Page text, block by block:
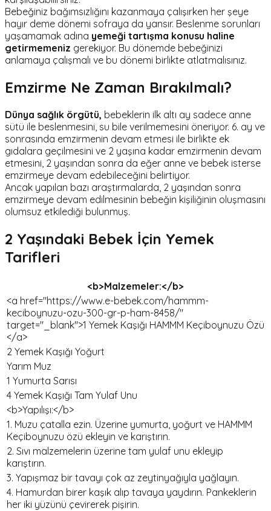
Bebeğiniz bağımsızlığını kazanmaya çalışırken her şeye
hayır deme dönemi sofraya da yansır. Beslenme sorunları
yaşamamak adına yemeği tartışma konusu haline
getirmemeniz gerekiyor. Bu dönemde bebeğinizi
anlamaya çalışmalı ve bu dönemi birlikte atlatmalısınız.
Emzirme Ne Zaman Bırakılmalı?
Dünya sağlık örgütü, bebeklerin ilk altı ay sadece anne
sütü ile beslenmesini, su bile verilmemesini öneriyor. 6. ay ve
sonrasında emzirmenin devam etmesi ile birlikte ek
gıdalara geçilmesini ve 2 yaşına kadar emzirmenin devam
etmesini, 2 yaşından sonra da eğer anne ve bebek isterse
emzirmeye devam edebileceğini belirtiyor.
Ancak yapılan bazı araştırmalarda, 2 yaşından sonra
emzirmeye devam edilmesinin bebeğin kişiliğinin oluşmasını
olumsuz etkilediği bulunmuş.
2 Yaşındaki Bebek İçin Yemek
Tarifleri
<b>Malzemeler:</b>
<a href="https://www.e-bebek.com/hammm-
keciboynuzu-ozu-300-gr-p-ham-8458/"
target="_blank">1 Yemek Kaşığı HAMMM Keçiboynuzu Özü
</a>
2 Yemek Kaşığı Yoğurt
Yarım Muz
1 Yumurta Sarısı
4 Yemek Kaşığı Tam Yulaf Unu
<b>Yapılışı:</b>
1. Muzu çatalla ezin. Üzerine yumurta, yoğurt ve HAMMM
Keçiboynuzu özü ekleyin ve karıştırın.
2. Sıvı malzemelerin üzerine tam yulaf unu ekleyip
karıştırın.
3. Yapışmaz bir tavayı çok az zeytinyağıyla yağlayın.
4. Hamurdan birer kaşık alıp tavaya yaydırın. Pankeklerin
her iki yüzünü çevirerek pişirin.